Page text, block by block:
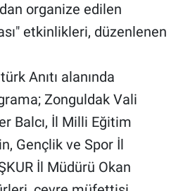
organize edilen
etkinlikleri, düzenlenen
Anıtı alanında
Zonguldak Vali
Balcı, İl Milli Eğitim
Gençlik ve Spor İl
İl Müdürü Okan